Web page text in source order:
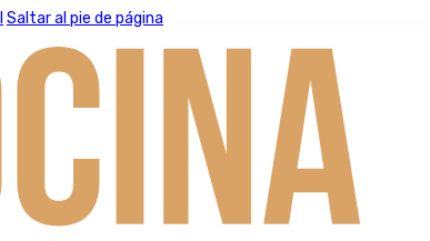
Saltar al pie de página